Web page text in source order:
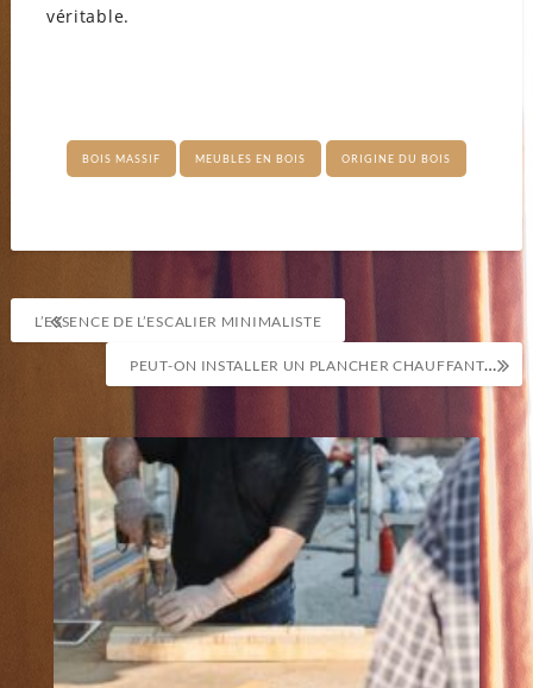
véritable.
BOIS MASSIF MEUBLES EN BOIS ORIGINE DU BOIS
Navigation
de
l’article
L’ESSENCE DE L’ESCALIER MINIMALISTE
PEUT-ON INSTALLER UN PLANCHER CHAUFFANT DANS UNE CUISINE EXISTANTE ?